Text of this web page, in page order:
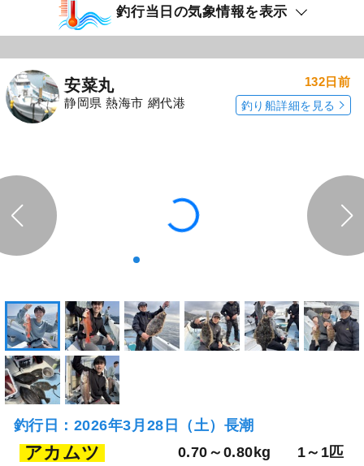
釣行当日の気象情報を表示
安菜丸
静岡県 熱海市 網代港
132日前
釣り船詳細を見る
釣行日：2026年3月28日（土）長潮
アカムツ 0.70～0.80kg 1～1匹